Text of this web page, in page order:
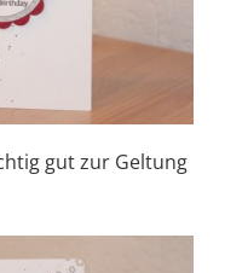
gut zur Geltung